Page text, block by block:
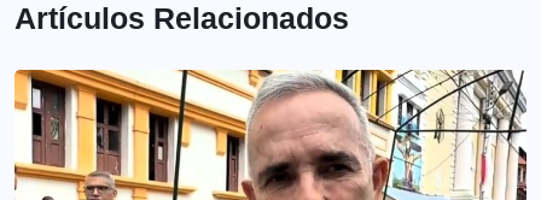
Artículos Relacionados